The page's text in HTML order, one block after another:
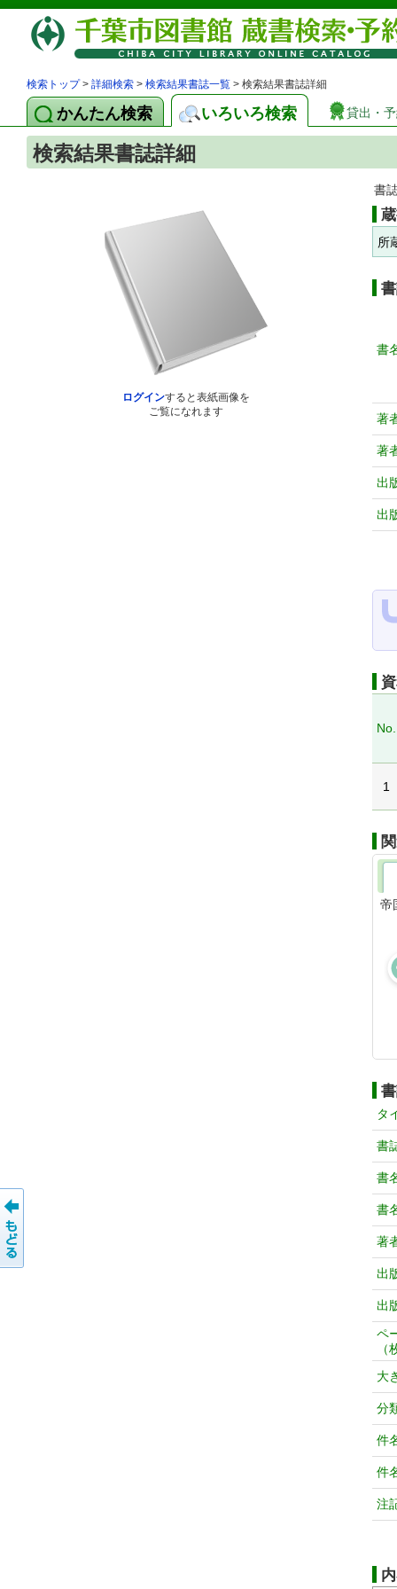
検索トップ> 詳細検索 > 検索結果書誌一覧 > 検索結果書誌詳細
かんたん検索 いろいろ検索 貸出・
検索結果書誌詳細
ログインすると表紙画像を
ご覧になれます
書
所
書
著
著
出
出
No.
1
帝
タ
書
書
書
著
出
出
（
大
分
件
件
注